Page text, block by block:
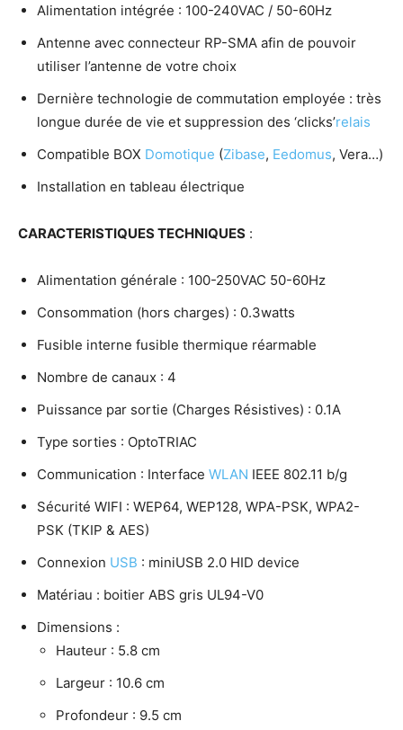
Alimentation intégrée : 100-240VAC / 50-60Hz
Antenne avec connecteur RP-SMA afin de pouvoir
utiliser l’antenne de votre choix
Dernière technologie de commutation employée : très
longue durée de vie et suppression des ‘clicks’relais
Compatible BOX Domotique (Zibase, Eedomus, Vera…)
Installation en tableau électrique
CARACTERISTIQUES TECHNIQUES :
Alimentation générale : 100-250VAC 50-60Hz
Consommation (hors charges) : 0.3watts
Fusible interne fusible thermique réarmable
Nombre de canaux : 4
Puissance par sortie (Charges Résistives) : 0.1A
Type sorties : OptoTRIAC
Communication : Interface WLAN IEEE 802.11 b/g
Sécurité WIFI : WEP64, WEP128, WPA-PSK, WPA2-
PSK (TKIP & AES)
Connexion USB : miniUSB 2.0 HID device
Matériau : boitier ABS gris UL94-V0
Dimensions :
Hauteur : 5.8 cm
Largeur : 10.6 cm
Profondeur : 9.5 cm